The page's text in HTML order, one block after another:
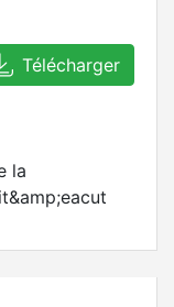
Télécharger
la